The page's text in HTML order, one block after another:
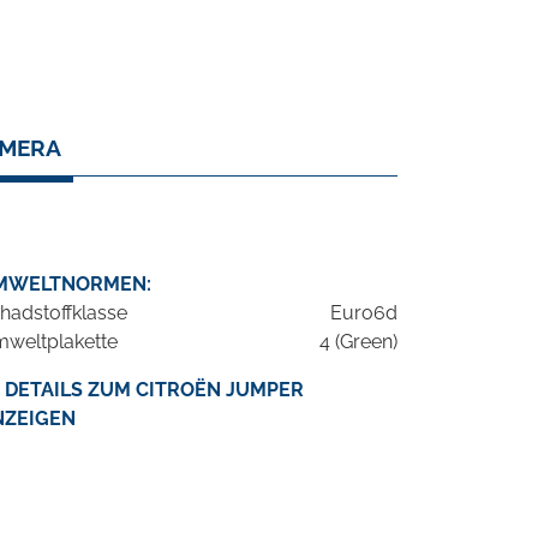
Euro6d
4 (Green)
DETAILS ZUM CITROËN JUMPER